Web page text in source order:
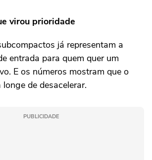
virou prioridade
já representam a
entrada para quem quer um
E os números mostram que o
de desacelerar.
PUBLICIDADE